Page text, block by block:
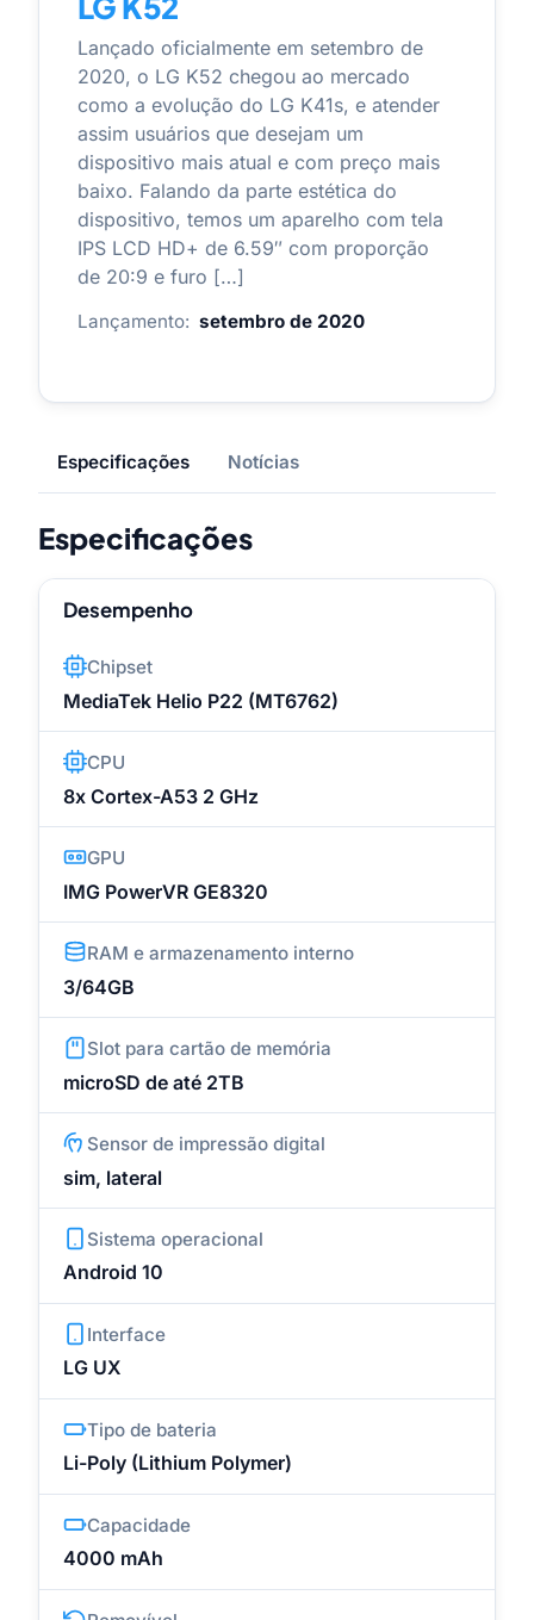
Lançado oficialmente em setembro de
2020, o LG K52 chegou ao mercado
como a evolução do LG K41s, e atender
assim usuários que desejam um
dispositivo mais atual e com preço mais
baixo. Falando da parte estética do
dispositivo, temos um aparelho com tela
IPS LCD HD+ de 6.59″ com proporção
de 20:9 e furo […]
Lançamento: setembro de 2020
Especificações Notícias
Especificações
Desempenho
Chipset
MediaTek Helio P22 (MT6762)
CPU
8x Cortex-A53 2 GHz
GPU
IMG PowerVR GE8320
RAM e armazenamento interno
3/64GB
Slot para cartão de memória
microSD de até 2TB
Sensor de impressão digital
sim, lateral
Sistema operacional
Android 10
Interface
LG UX
Tipo de bateria
Li-Poly (Lithium Polymer)
Capacidade
4000 mAh